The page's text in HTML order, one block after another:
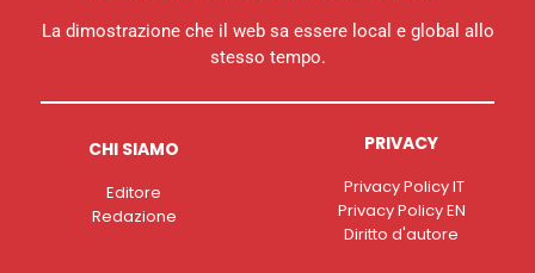
La dimostrazione che il web sa essere local e global allo
stesso tempo.
CHI SIAMO
Editore
Redazione
PRIVACY
Privacy Policy IT
Privacy Policy EN
Diritto d'autore